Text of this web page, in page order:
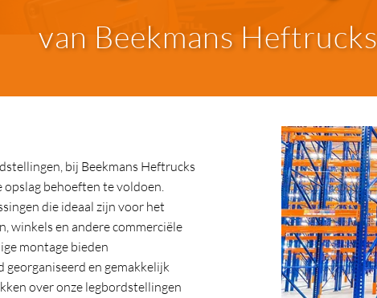
van Beekmans Heftrucks
bij Beekmans Heftrucks
opslag behoeften te voldoen.
die ideaal zijn voor het
winkels en andere commerciële
montage bieden
en gemakkelijk
over onze legbordstellingen